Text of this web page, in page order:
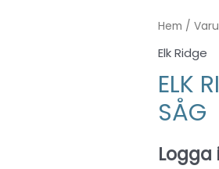
Hem /
Elk Ridge
ELK
SÅG